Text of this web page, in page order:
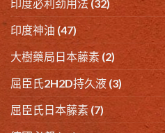
印度必利劲用法 (32)
印度神油 (47)
大樹藥局日本藤素 (2)
屈臣氏2H2D持久液 (3)
屈臣氏日本藤素 (7)